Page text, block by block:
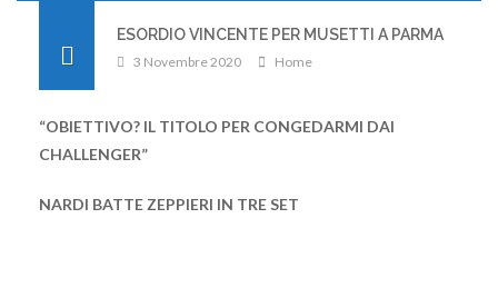
ESORDIO VINCENTE PER MUSETTI A PARMA
3 Novembre 2020 Home
“OBIETTIVO? IL TITOLO PER CONGEDARMI DAI
CHALLENGER”
NARDI BATTE ZEPPIERI IN TRE SET